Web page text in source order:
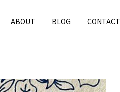
ABOUT BLOG CONTACT